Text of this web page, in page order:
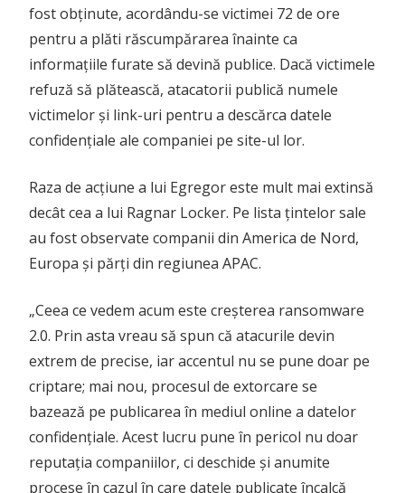
fost obținute, acordându-se victimei 72 de ore
pentru a plăti răscumpărarea înainte ca
informațiile furate să devină publice. Dacă victimele
refuză să plătească, atacatorii publică numele
victimelor și link-uri pentru a descărca datele
confidențiale ale companiei pe site-ul lor.
Raza de acțiune a lui Egregor este mult mai extinsă
decât cea a lui Ragnar Locker. Pe lista țintelor sale
au fost observate companii din America de Nord,
Europa și părți din regiunea APAC.
„Ceea ce vedem acum este creșterea ransomware
2.0. Prin asta vreau să spun că atacurile devin
extrem de precise, iar accentul nu se pune doar pe
criptare; mai nou, procesul de extorcare se
bazează pe publicarea în mediul online a datelor
confidențiale. Acest lucru pune în pericol nu doar
reputația companiilor, ci deschide și anumite
procese în cazul în care datele publicate încalcă